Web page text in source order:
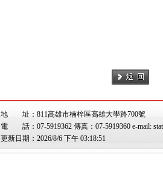
地 址：811高雄市楠梓區高雄大學路700號
電 話：07-5919362 傳真：07-5919360 e-mail:
更新日期：2026/8/6 下午 03:18:51